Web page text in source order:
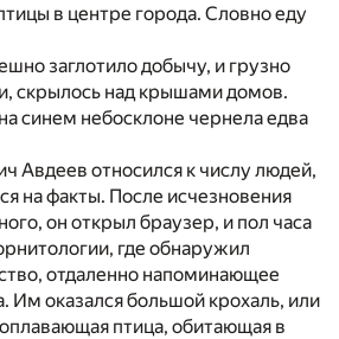
в центре города. Словно еду
заглотило добычу, и грузно
скрылось над крышами домов.
синем небосклоне чернела едва
Авдеев относился к числу людей,
на факты. После исчезновения
он открыл браузер, и пол часа
где обнаружил
отдаленно напоминающее
Им оказался большой крохаль, или
птица, обитающая в